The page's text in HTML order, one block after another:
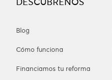
DESCÚBRENOS
Blog
Cómo funciona
Financiamos tu reforma